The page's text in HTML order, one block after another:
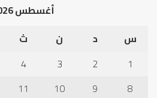
أغسطس 2026
س
د ن ث
1
2
3
4
8
9
10
11